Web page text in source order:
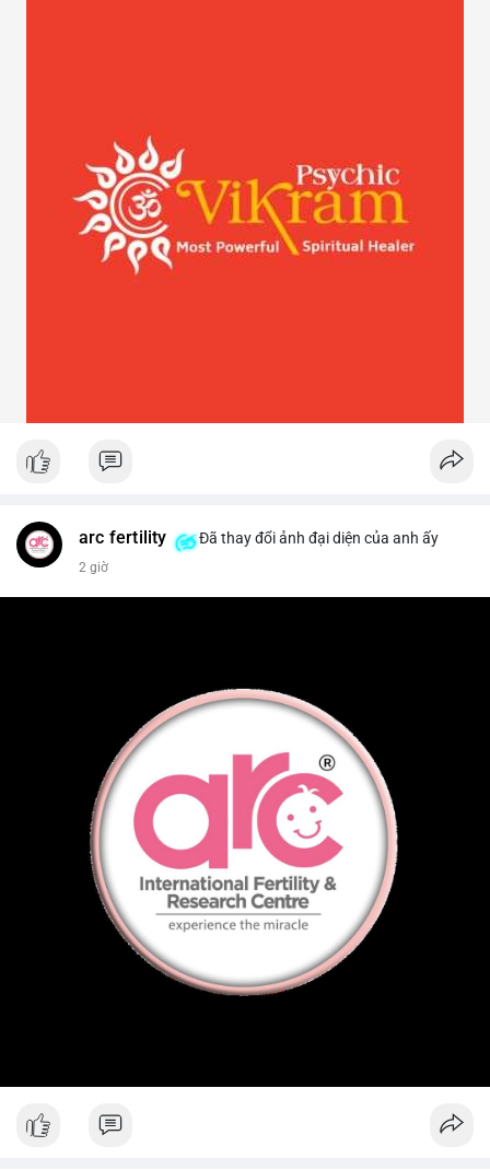
arc fertility Đã thay đổi ảnh đại diện của anh ấy
2 giờ